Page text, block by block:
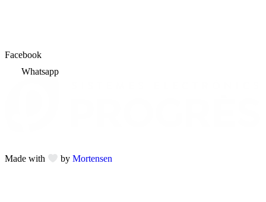
Facebook
Whatsapp
Made with byMortensen